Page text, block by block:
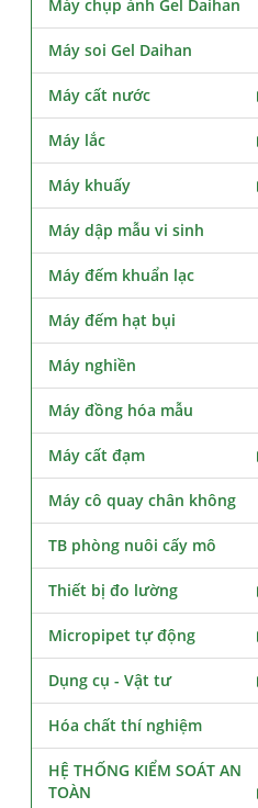
Máy chụp ảnh Gel Daihan
Máy soi Gel Daihan
Máy cất nước
Máy lắc
Máy khuấy
Máy dập mẫu vi sinh
Máy đếm khuẩn lạc
Máy đếm hạt bụi
Máy nghiền
Máy đồng hóa mẫu
Máy cất đạm
Máy cô quay chân không
TB phòng nuôi cấy mô
Thiết bị đo lường
Micropipet tự động
Dụng cụ - Vật tư
Hóa chất thí nghiệm
HỆ THỐNG KIỂM SOÁT AN
TOÀN